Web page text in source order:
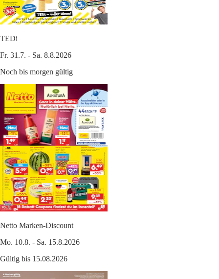
TEDi
Fr. 31.7. - Sa. 8.8.2026
Noch bis morgen gültig
Netto Marken-Discount
Mo. 10.8. - Sa. 15.8.2026
Gültig bis 15.08.2026